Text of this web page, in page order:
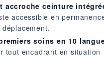
accroche ceinture
accessible en
soins en 10
tout encadrant en situation